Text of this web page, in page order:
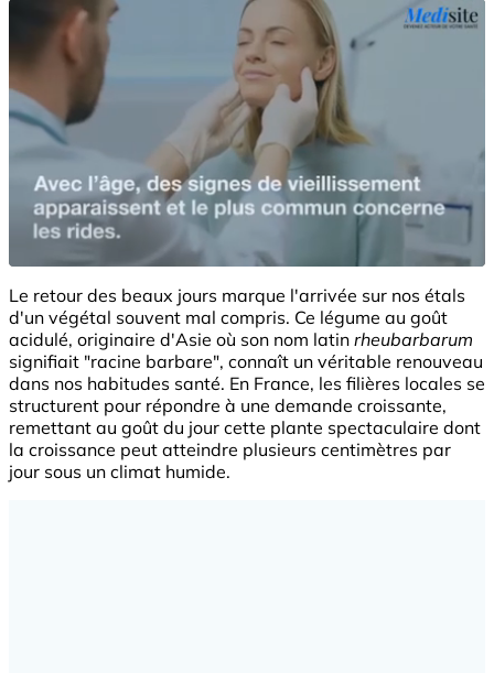
Le retour des beaux jours marque l'arrivée sur nos étals
d'un végétal souvent mal compris. Ce légume au goût
acidulé, originaire d'Asie où son nom latin rheubarbarum
signifiait "racine barbare", connaît un véritable renouveau
dans nos habitudes santé. En France, les filières locales se
structurent pour répondre à une demande croissante,
remettant au goût du jour cette plante spectaculaire dont
la croissance peut atteindre plusieurs centimètres par
jour sous un climat humide.